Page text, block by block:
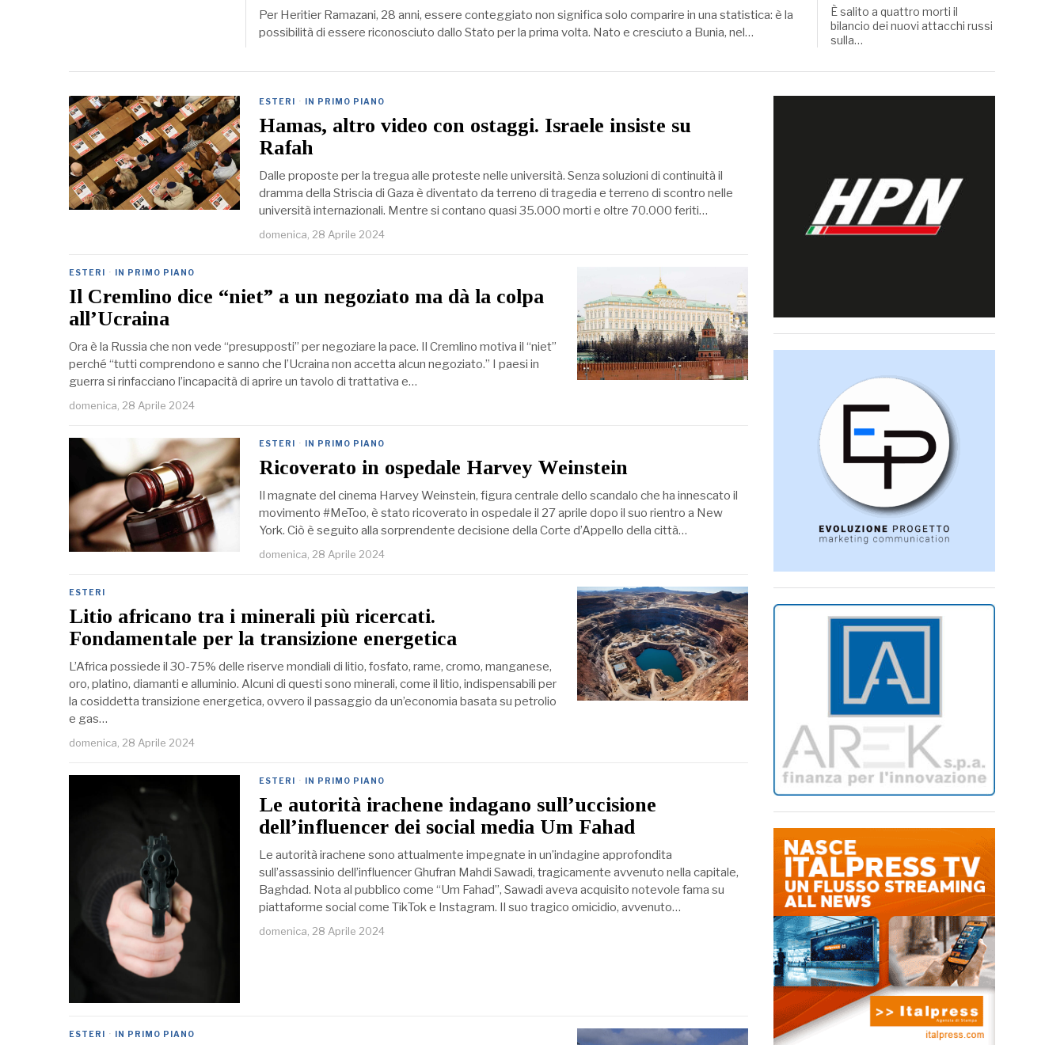
Per Heritier Ramazani, 28 anni, essere conteggiato non significa solo comparire in una statistica: è la
possibilità di essere riconosciuto dallo Stato per la prima volta. Nato e cresciuto a Bunia, nel…
È salito a quattro morti il
bilancio dei nuovi attacchi russi
sulla…
ESTERI · IN PRIMO PIANO
Hamas, altro video con ostaggi. Israele insiste su
Rafah
Dalle proposte per la tregua alle proteste nelle università. Senza soluzioni di continuità il
dramma della Striscia di Gaza è diventato da terreno di tragedia e terreno di scontro nelle
università internazionali. Mentre si contano quasi 35.000 morti e oltre 70.000 feriti…
domenica, 28 Aprile 2024
ESTERI · IN PRIMO PIANO
Il Cremlino dice “niet” a un negoziato ma dà la colpa
all’Ucraina
Ora è la Russia che non vede “presupposti” per negoziare la pace. Il Cremlino motiva il “niet”
perché “tutti comprendono e sanno che l’Ucraina non accetta alcun negoziato.” I paesi in
guerra si rinfacciano l’incapacità di aprire un tavolo di trattativa e…
domenica, 28 Aprile 2024
ESTERI · IN PRIMO PIANO
Ricoverato in ospedale Harvey Weinstein
Il magnate del cinema Harvey Weinstein, figura centrale dello scandalo che ha innescato il
movimento #MeToo, è stato ricoverato in ospedale il 27 aprile dopo il suo rientro a New
York. Ciò è seguito alla sorprendente decisione della Corte d’Appello della città…
domenica, 28 Aprile 2024
ESTERI
Litio africano tra i minerali più ricercati.
Fondamentale per la transizione energetica
L’Africa possiede il 30-75% delle riserve mondiali di litio, fosfato, rame, cromo, manganese,
oro, platino, diamanti e alluminio. Alcuni di questi sono minerali, come il litio, indispensabili per
la cosiddetta transizione energetica, ovvero il passaggio da un’economia basata su petrolio
e gas…
domenica, 28 Aprile 2024
ESTERI · IN PRIMO PIANO
Le autorità irachene indagano sull’uccisione
dell’influencer dei social media Um Fahad
Le autorità irachene sono attualmente impegnate in un’indagine approfondita
sull’assassinio dell’influencer Ghufran Mahdi Sawadi, tragicamente avvenuto nella capitale,
Baghdad. Nota al pubblico come “Um Fahad”, Sawadi aveva acquisito notevole fama su
piattaforme social come TikTok e Instagram. Il suo tragico omicidio, avvenuto…
domenica, 28 Aprile 2024
ESTERI · IN PRIMO PIANO